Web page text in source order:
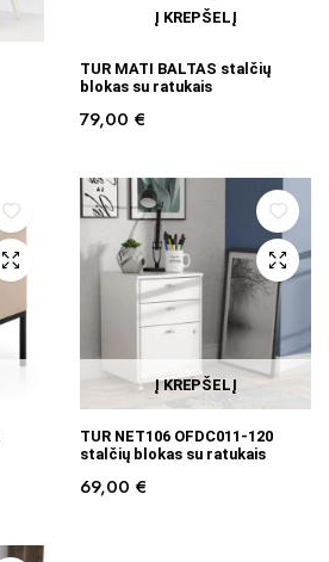
Į KREPŠELĮ
TUR MATI BALTAS stalčių
blokas su ratukais
79,00 €
Į KREPŠELĮ
TUR NET106 OFDC011-120
stalčių blokas su ratukais
69,00 €